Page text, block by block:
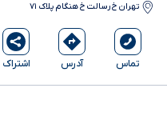
تهران خ رسالت خ هنگام پلاک ۷۱
تماس آدرس اشتراک